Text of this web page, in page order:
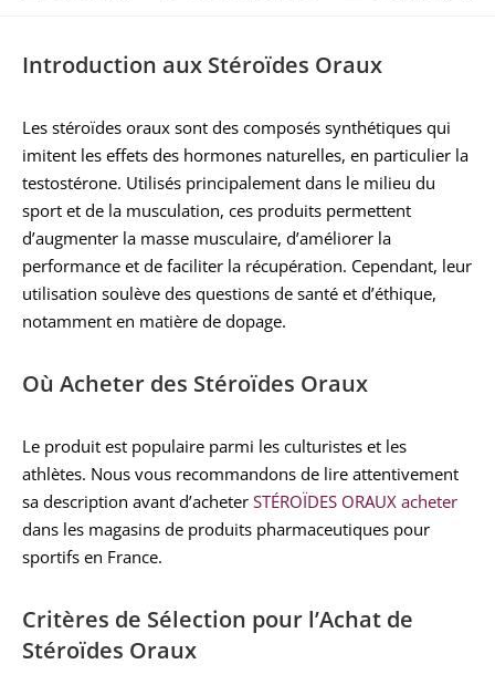
Introduction aux Stéroïdes Oraux
Les stéroïdes oraux sont des composés synthétiques qui
imitent les effets des hormones naturelles, en particulier la
testostérone. Utilisés principalement dans le milieu du
sport et de la musculation, ces produits permettent
d’augmenter la masse musculaire, d’améliorer la
performance et de faciliter la récupération. Cependant, leur
utilisation soulève des questions de santé et d’éthique,
notamment en matière de dopage.
Où Acheter des Stéroïdes Oraux
Le produit est populaire parmi les culturistes et les
athlètes. Nous vous recommandons de lire attentivement
sa description avant d’acheter STÉROÏDES ORAUX acheter
dans les magasins de produits pharmaceutiques pour
sportifs en France.
Critères de Sélection pour l’Achat de
Stéroïdes Oraux